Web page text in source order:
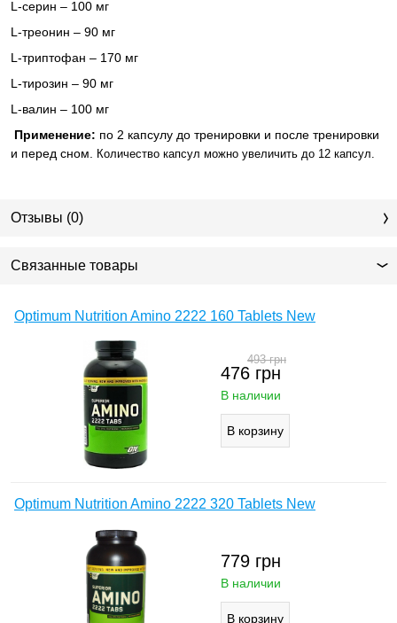
L -серин – 100 мг
L -треонин – 90 мг
L -триптофан – 170 мг
L -тирозин – 90 мг
L -валин – 100 мг
Применение: по 2 капсулу до тренировки и после тренировки
и перед сном.
Количество капсул можно увеличить до 12 капсул.
Отзывы (0)
Связанные товары
Optimum Nutrition Amino 2222 160 Tablets New
476 грн
493грн
В наличии
Optimum Nutrition Amino 2222 320 Tablets New
779 грн
В наличии